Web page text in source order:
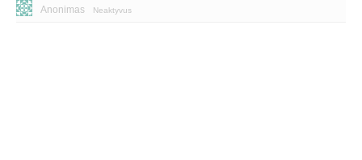
Anonimas Neaktyvus